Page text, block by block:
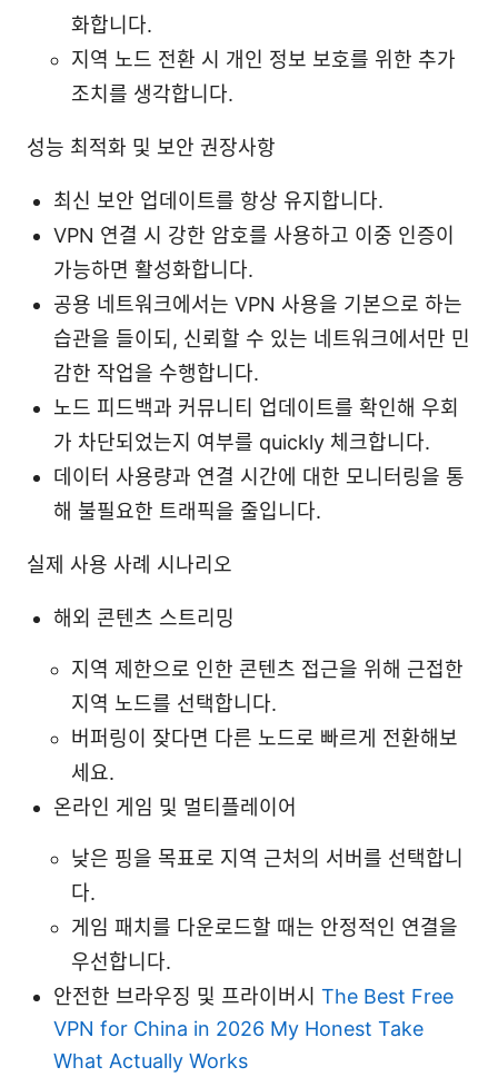
화합니다.
지역 노드 전환 시 개인 정보 보호를 위한 추가
조치를 생각합니다.
성능 최적화 및 보안 권장사항
최신 보안 업데이트를 항상 유지합니다.
VPN 연결 시 강한 암호를 사용하고 이중 인증이
가능하면 활성화합니다.
공용 네트워크에서는 VPN 사용을 기본으로 하는
습관을 들이되, 신뢰할 수 있는 네트워크에서만 민
감한 작업을 수행합니다.
노드 피드백과 커뮤니티 업데이트를 확인해 우회
가 차단되었는지 여부를 quickly 체크합니다.
데이터 사용량과 연결 시간에 대한 모니터링을 통
해 불필요한 트래픽을 줄입니다.
실제 사용 사례 시나리오
해외 콘텐츠 스트리밍
지역 제한으로 인한 콘텐츠 접근을 위해 근접한
지역 노드를 선택합니다.
버퍼링이 잦다면 다른 노드로 빠르게 전환해보
세요.
온라인 게임 및 멀티플레이어
낮은 핑을 목표로 지역 근처의 서버를 선택합니
다.
게임 패치를 다운로드할 때는 안정적인 연결을
우선합니다.
안전한 브라우징 및 프라이버시 The Best Free
VPN for China in 2026 My Honest Take
What Actually Works